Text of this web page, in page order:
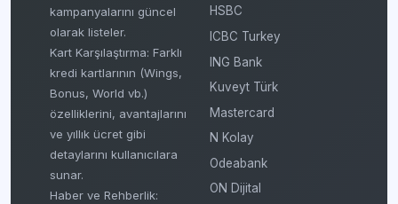
kampanyalarını güncel
olarak listeler.
Kart Karşılaştırma: Farklı
kredi kartlarının (Wings,
Bonus, World vb.)
özelliklerini, avantajlarını
ve yıllık ücret gibi
detaylarını kullanıcılara
sunar.
Haber ve Rehberlik:
HSBC
ICBC Turkey
ING Bank
Kuveyt Türk
Mastercard
N Kolay
Odeabank
ON Dijital